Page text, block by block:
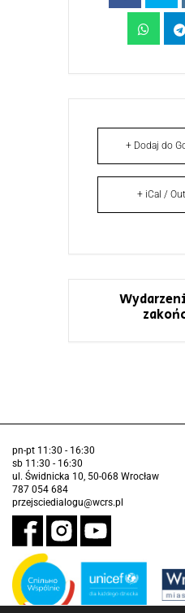
+ Dodaj do
+ iCal /
pn-pt 11:30 - 16:30
sb 11:30 - 16:30
ul. Świdnicka 10, 50-068 Wrocław
787 054 684
przejsciedialogu@wcrs.pl